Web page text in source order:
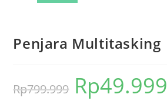
Penjara Multitasking
Rp799.999
Harga
aslinya
Rp49.999